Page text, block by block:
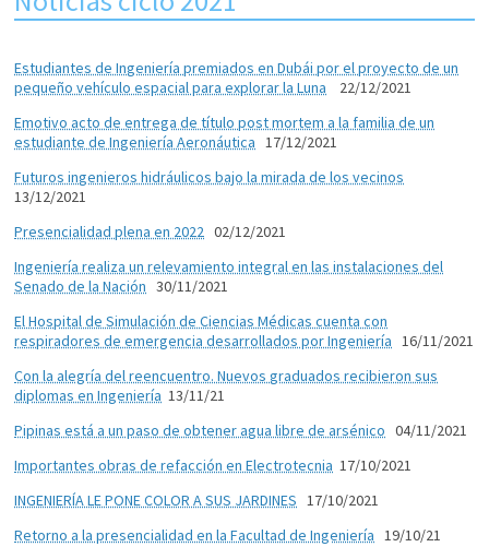
Estudiantes de Ingeniería premiados en Dubái por el proyecto de un
pequeño vehículo espacial para explorar la Luna
22/12/2021
Emotivo acto de entrega de título post mortem a la familia de un
estudiante de Ingeniería Aeronáutica 17/12/2021
Futuros ingenieros hidráulicos bajo la mirada de los vecinos
13/12/2021
Presencialidad plena en 2022 02/12/2021
Ingeniería realiza un relevamiento integral en las instalaciones del
Senado de la Nación 30/11/2021
El Hospital de Simulación de Ciencias Médicas cuenta con
respiradores de emergencia desarrollados por Ingeniería 16/11/2021
Con la alegría del reencuentro. Nuevos graduados recibieron sus
diplomas en Ingeniería 13/11/21
Pipinas está a un paso de obtener agua libre de arsénico 04/11/2021
Importantes obras de refacción en Electrotecnia 17/10/2021
INGENIERÍA LE PONE COLOR A SUS JARDINES 17/10/2021
Retorno a la presencialidad en la Facultad de Ingeniería 19/10/21